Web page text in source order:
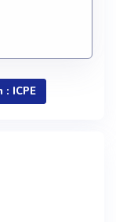
ICPE